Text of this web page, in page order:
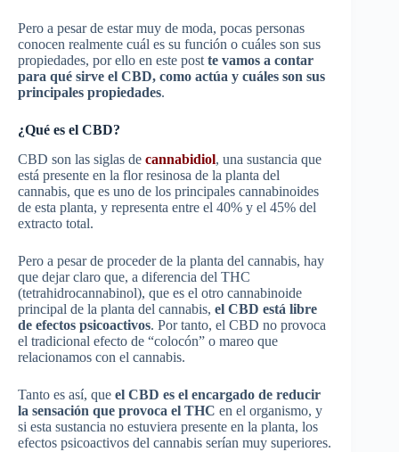
Pero a pesar de estar muy de moda, pocas personas
conocen realmente cuál es su función o cuáles son sus
propiedades, por ello en este post te vamos a contar
para qué sirve el CBD, como actúa y cuáles son sus
principales propiedades.
¿Qué es el CBD?
CBD son las siglas de cannabidiol, una sustancia que
está presente en la flor resinosa de la planta del
cannabis, que es uno de los principales cannabinoides
de esta planta, y representa entre el 40% y el 45% del
extracto total.
Pero a pesar de proceder de la planta del cannabis, hay
que dejar claro que, a diferencia del THC
(tetrahidrocannabinol), que es el otro cannabinoide
principal de la planta del cannabis, el CBD está libre
de efectos psicoactivos. Por tanto, el CBD no provoca
el tradicional efecto de “colocón” o mareo que
relacionamos con el cannabis.
Tanto es así, que el CBD es el encargado de reducir
la sensación que provoca el THC en el organismo, y
si esta sustancia no estuviera presente en la planta, los
efectos psicoactivos del cannabis serían muy superiores.